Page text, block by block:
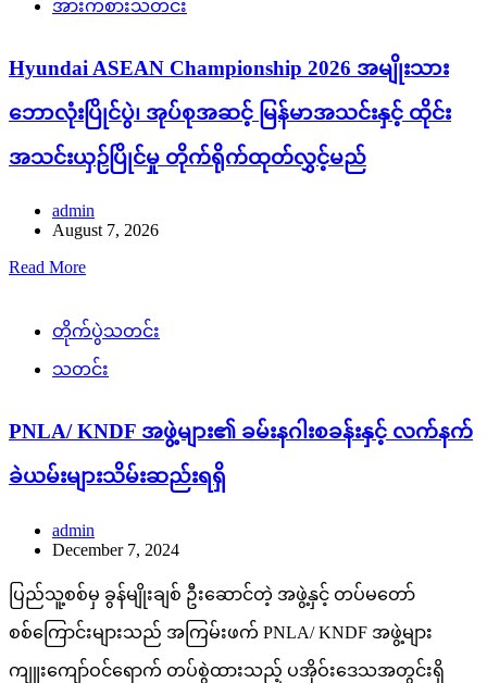
အားကစားသတင်း
Hyundai ASEAN Championship 2026 အမျိုးသား
ဘောလုံးပြိုင်ပွဲ၊ အုပ်စုအဆင့် မြန်မာအသင်းနှင့် ထိုင်း
အသင်းယှဉ်ပြိုင်မှု တိုက်ရိုက်ထုတ်လွှင့်မည်
admin
August 7, 2026
Read More
တိုက်ပွဲသတင်း
သတင်း
PNLA/ KNDF အဖွဲ့များ၏ ခမ်းနဂါးစခန်းနှင့် လက်နက်
ခဲယမ်းများသိမ်းဆည်းရရှိ
admin
December 7, 2024
ပြည်သူ့စစ်မှ ခွန်မျိုးချစ် ဦးဆောင်တဲ့ အဖွဲ့နှင့် တပ်မတော်
စစ်ကြောင်းများသည် အကြမ်းဖက် PNLA/ KNDF အဖွဲ့များ
ကျူးကျော်ဝင်ရောက် တပ်စွဲထားသည့် ပအိုဝ်းဒေသအတွင်းရှိ